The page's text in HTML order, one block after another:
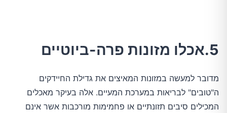
5.אכלו מזונות פרה-ביוטיים
מדובר למעשה במזונות המאיצים את גדילת החיידקים
ה"טובים" לבריאות במערכת המעיים. אלה בעיקר מאכלים
המכילים סיבים תזונתיים או פחמימות מורכבות אשר אינם